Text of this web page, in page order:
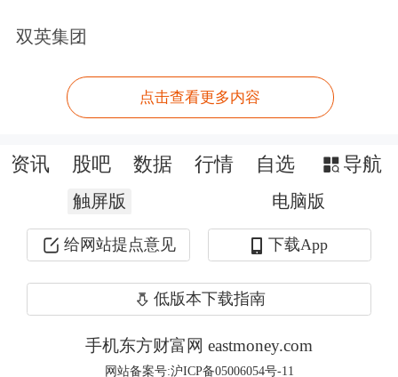
年双11最畅销的原创文创品牌。
满足物质需求，到追求精神上的享受，
飞猪上旅游产品的热销就是其中的典型
代表，越来越多的消费者在双11这一天
抢购旅游产品，提前完成全年的旅行规
2017年不少消费者把目光转向欧洲，一
双英集团
点击查看更多内容
资讯 股吧 数据 行情 自选 导航
触屏版 电脑版
给网站提点意见 下载App
低版本下载指南
手机东方财富网 eastmoney.com
网站备案号:沪ICP备05006054号-11